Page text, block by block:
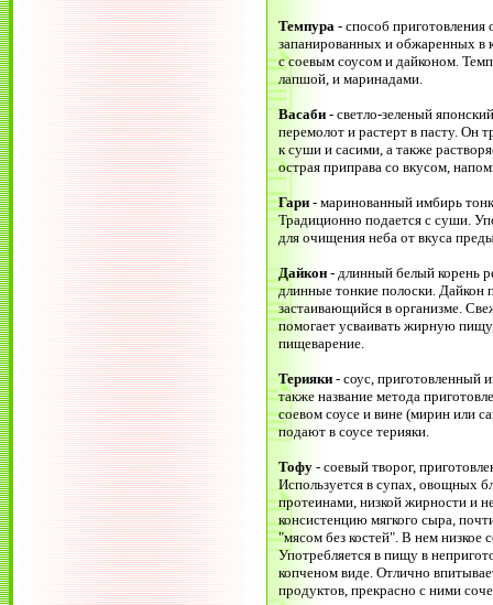
Темпура - способ
запанированных и обжаренных в
с соевым соусом и дайконом.
лапшой, и маринадами.
Васаби - светло-зеленый
перемолот и растерт в пасту. Он
к суши и сасими, а также
острая приправа со вкусом,
Гари - маринованный имбирь
Традиционно подается с суши.
для очищения неба от вкуса
Дайкон - длинный белый корень
длинные тонкие полоски. Дайкон
застаивающийся в организме.
помогает усваивать жирную
пищеварение.
Терияки - соус, приготовленный
также название метода
соевом соусе и вине (мирин или
подают в соусе терияки.
Тофу - соевый творог,
Используется в супах, овощных
протеинами, низкой жирности и
кон­систенцию мягкого сыра,
"мясом без костей". В нем низкое
Употребляется в пищу в
копченом виде. Отлично
продуктов, прекрасно с ними